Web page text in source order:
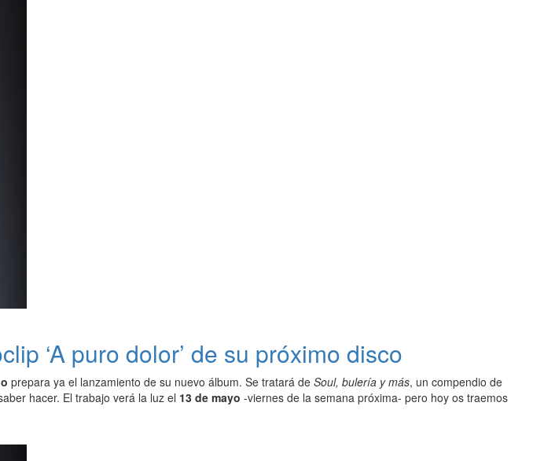
‘A puro dolor’ de su próximo disco
prepara ya el lanzamiento de su nuevo álbum. Se tratará de Soul, bulería y más, un compendio de
hacer. El trabajo verá la luz el 13 de mayo -viernes de la semana próxima- pero hoy os traemos